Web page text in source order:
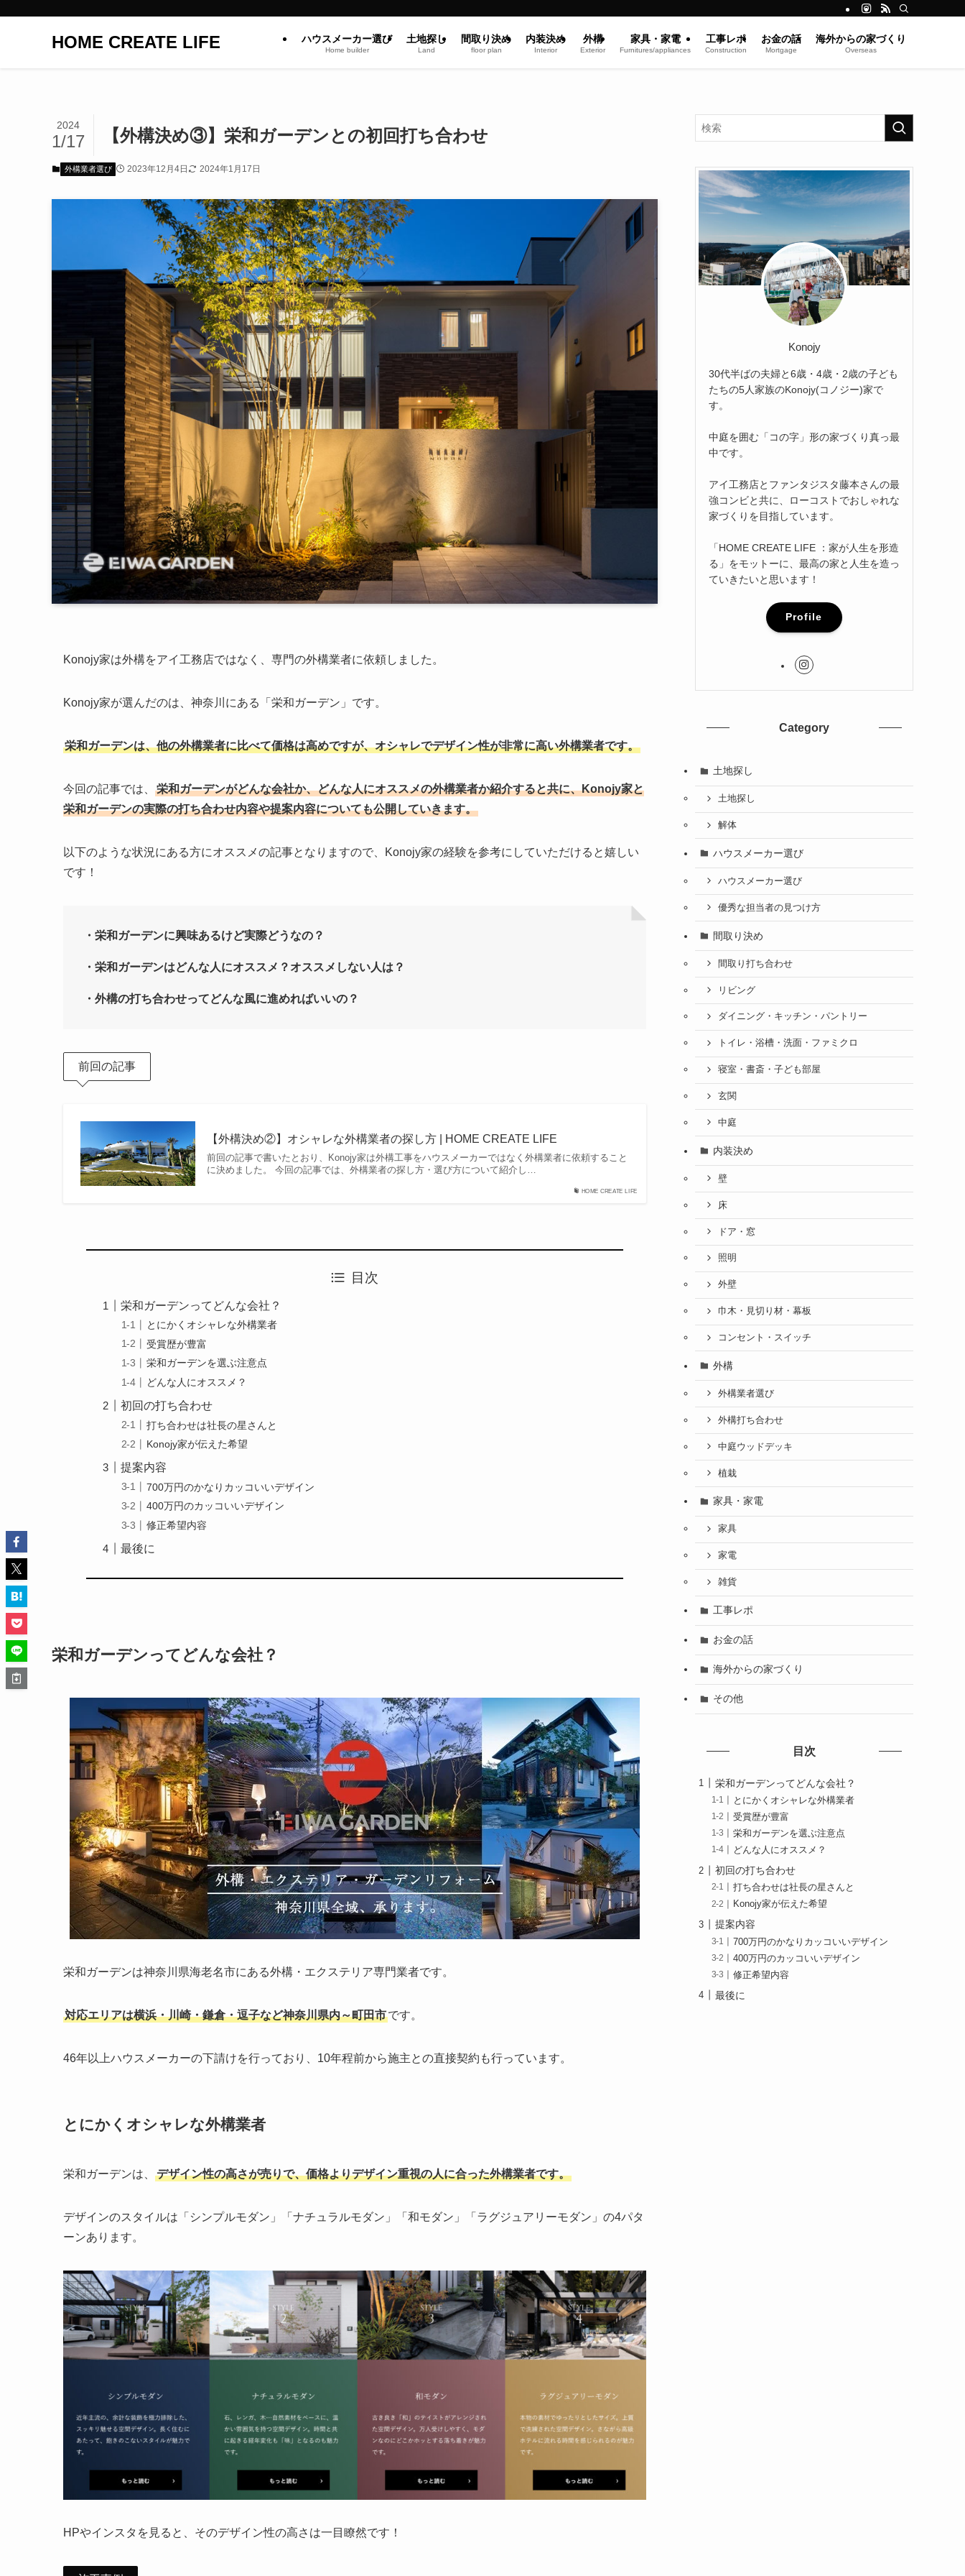
HOME CREATE LIFE ハウスメーカー選び
Home builder
土地探し
Land
間取り決め
floor plan
内装決め
Interior
外構
Exterior
家具・家電
Furnitures/appliances
工事レポ
Construction
お金の話
Mortgage
海外からの家づくり
Overseas
【外構決め③】栄和ガーデンとの初回打ち合わせ
2024
1/17
外構業者選び 2023年12月4日 2024年1月17日
Konojy家は外構をアイ工務店ではなく、専門の外構業者に依頼しました。
Konojy家が選んだのは、神奈川にある「栄和ガーデン」です。
栄和ガーデンは、他の外構業者に比べて価格は高めですが、オシャレでデザイン性が非常に高い外構業者です。
今回の記事では、
栄和ガーデンがどんな会社か、どんな人にオススメの外構業者か紹介すると共に、Konojy家と
栄和ガーデンの実際の打ち合わせ内容や提案内容についても公開していきます。
以下のような状況にある方にオススメの記事となりますので、Konojy家の経験を参考にしていただけると嬉しい
です！
・栄和ガーデンに興味あるけど実際どうなの？
・栄和ガーデンはどんな人にオススメ？オススメしない人は？
・外構の打ち合わせってどんな風に進めればいいの？
前回の記事
HOME CREATE LIFE
【外構決め②】オシャレな外構業者の探し方 | HOME CREATE LIFE
前回の記事で書いたとおり、Konojy家は外構工事をハウスメーカーではなく外構業者に依頼すること
に決めました。 今回の記事では、外構業者の探し方・選び方について紹介し…
目次
栄和ガーデンってどんな会社？
とにかくオシャレな外構業者
受賞歴が豊富
栄和ガーデンを選ぶ注意点
どんな人にオススメ？
初回の打ち合わせ
打ち合わせは社長の星さんと
Konojy家が伝えた希望
提案内容
700万円のかなりカッコいいデザイン
400万円のカッコいいデザイン
修正希望内容
最後に
栄和ガーデンってどんな会社？
栄和ガーデンは神奈川県海老名市にある外構・エクステリア専門業者です。
対応エリアは横浜・川崎・鎌倉・逗子など神奈川県内～町田市です。
46年以上ハウスメーカーの下請けを行っており、10年程前から施主との直接契約も行っています。
とにかくオシャレな外構業者
栄和ガーデンは、 デザイン性の高さが売りで、価格よりデザイン重視の人に合った外構業者です。
デザインのスタイルは「シンプルモダン」「ナチュラルモダン」「和モダン」「ラグジュアリーモダン」の4パタ
ーンあります。
HPやインスタを見ると、そのデザイン性の高さは一目瞭然です！
Konojy
30代半ばの夫婦と6歳・4歳・2歳の子ども
たちの5人家族のKonojy(コノジー)家で
す。
中庭を囲む「コの字」形の家づくり真っ最
中です。
アイ工務店とファンタジスタ藤本さんの最
強コンビと共に、ローコストでおしゃれな
家づくりを目指しています。
「HOME CREATE LIFE ：家が人生を形造
る」をモットーに、最高の家と人生を造っ
ていきたいと思います！
Profile
Category
土地探し
土地探し
解体
ハウスメーカー選び
ハウスメーカー選び
優秀な担当者の見つけ方
間取り決め
間取り打ち合わせ
リビング
ダイニング・キッチン・パントリー
トイレ・浴槽・洗面・ファミクロ
寝室・書斎・子ども部屋
玄関
中庭
内装決め
壁
床
ドア・窓
照明
外壁
巾木・見切り材・幕板
コンセント・スイッチ
外構
外構業者選び
外構打ち合わせ
中庭ウッドデッキ
植栽
家具・家電
家具
家電
雑貨
工事レポ
お金の話
海外からの家づくり
その他
目次
栄和ガーデンってどんな会社？
とにかくオシャレな外構業者
受賞歴が豊富
栄和ガーデンを選ぶ注意点
どんな人にオススメ？
初回の打ち合わせ
打ち合わせは社長の星さんと
Konojy家が伝えた希望
提案内容
700万円のかなりカッコいいデザイン
400万円のカッコいいデザイン
修正希望内容
最後に